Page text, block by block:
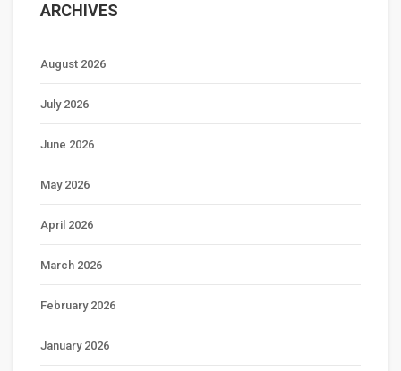
ARCHIVES
August 2026
July 2026
June 2026
May 2026
April 2026
March 2026
February 2026
January 2026